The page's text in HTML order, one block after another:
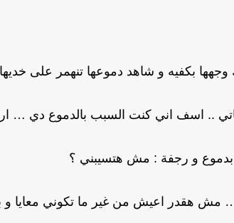
بكفيه و شاهد دموعها تنهمر على خديها
.. اسف اني كنت السبب بالدموع دي …
و رجفة : مش هتسيبني ؟
… مش هقدر اعيش من غير ما تكوني معايا